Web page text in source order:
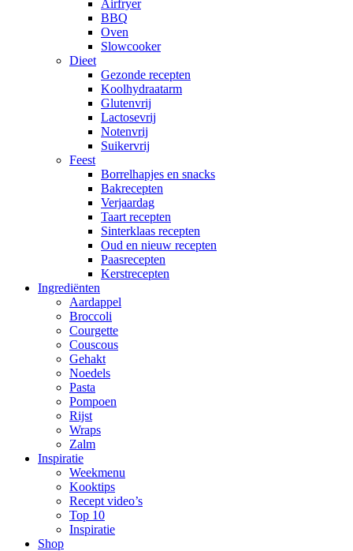
Airfryer
BBQ
Oven
Slowcooker
Dieet
Gezonde recepten
Koolhydraatarm
Glutenvrij
Lactosevrij
Notenvrij
Suikervrij
Feest
Borrelhapjes en snacks
Bakrecepten
Verjaardag
Taart recepten
Sinterklaas recepten
Oud en nieuw recepten
Paasrecepten
Kerstrecepten
Ingrediënten
Aardappel
Broccoli
Courgette
Couscous
Gehakt
Noedels
Pasta
Pompoen
Rijst
Wraps
Zalm
Inspiratie
Weekmenu
Kooktips
Recept video’s
Top 10
Inspiratie
Shop